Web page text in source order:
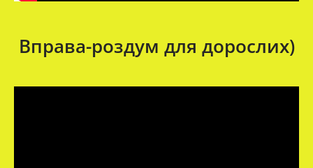
Вправа-роздум для дорослих)